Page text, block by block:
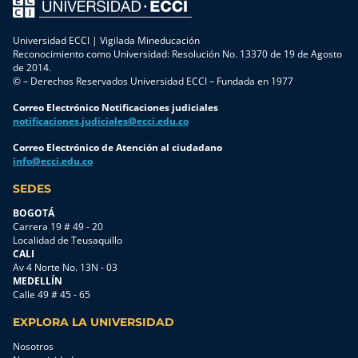
embargo,
no toda
la
información
que
en
internet
proviene
de
oficiales,
por lo
que
conocer
los
canales
institucionales
mejor
de
medida
de las
necesidades
En esta
en
alianza
con Casa
de taller
e
iniciativa
Universidad ECCI | Vigilada Mineducación
Reconocimiento como Universidad: Resolución No. 13370 de 19 de Agosto
de 2014.
© – Derechos Reservados Universidad ECCI – Fundada en 1977
Correo Electrónico Notificaciones judiciales
notificaciones.judiciales@ecci.edu.co
Correo Electrónico de Atención al ciudadano
info@ecci.edu.co
SEDES
BOGOTÁ
Carrera 19 # 49 - 20
Localidad de Teusaquillo
CALI
Av 4 Norte No. 13N - 03
MEDELLÍN
Calle 49 # 45 - 65
EXPLORA LA UNIVERSIDAD
Nosotros